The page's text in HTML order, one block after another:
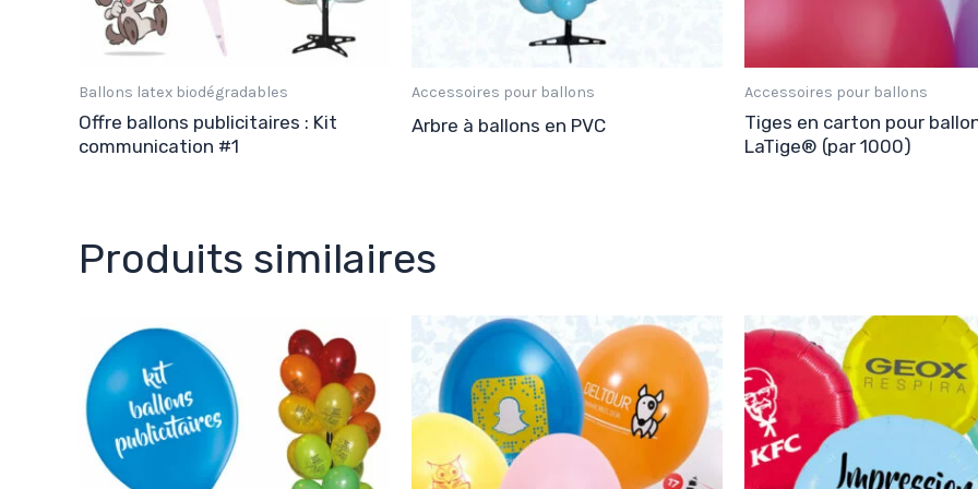
Ballons latex biodégradables
Offre ballons publicitaires : Kit
communication #1
Accessoires pour ballons
Arbre à ballons en PVC
Accessoires pour ballons
Tiges en carton pour
LaTige® (par 1000)
Produits similaires